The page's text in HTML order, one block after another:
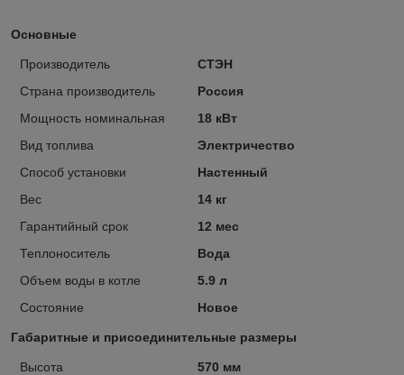
Основные
Производитель
СТЭН
Страна производитель
Россия
Мощность номинальная
18 кВт
Вид топлива
Электричество
Способ установки
Настенный
Вес
14 кг
Гарантийный срок
12 мес
Теплоноситель
Вода
Объем воды в котле
5.9 л
Состояние
Новое
Габаритные и присоединительные размеры
Высота
570 мм